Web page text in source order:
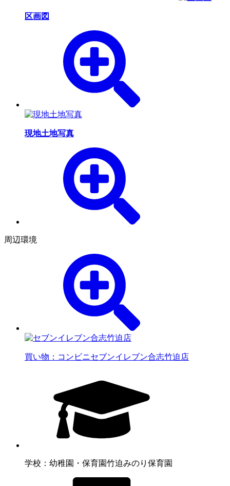
区画図
現地土地写真
周辺環境
買い物：コンビニセブンイレブン合志竹迫店
学校：幼稚園・保育園竹迫みのり保育園